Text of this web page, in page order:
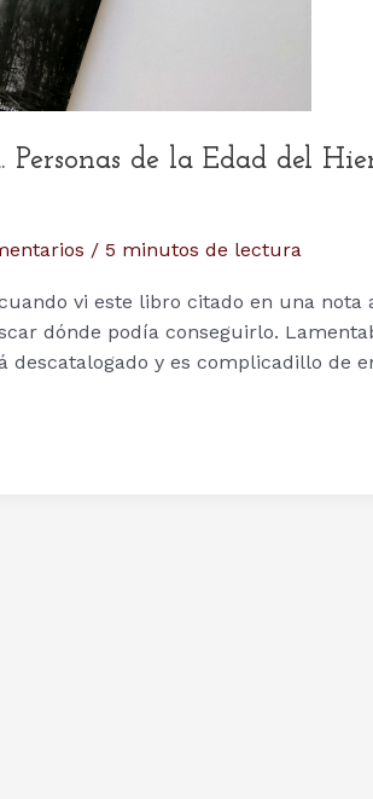
Personas de la Edad del
/ 5 minutos de lectura
vi este libro citado en una
dónde podía conseguirlo.
descatalogado y es complicadillo de